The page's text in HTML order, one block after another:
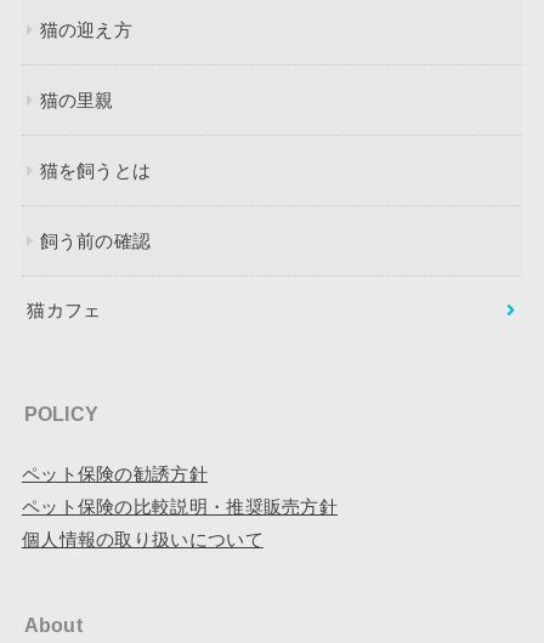
猫の迎え方
猫の里親
猫を飼うとは
飼う前の確認
猫カフェ
POLICY
ペット保険の勧誘方針
ペット保険の比較説明・推奨販売方針
個人情報の取り扱いについて
About